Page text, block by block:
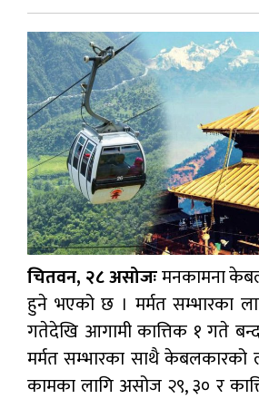
चितवन, २८ असोजःमनकामना
हुने भएको छ । मर्मत सम्भारका
गतेदेखि आगामी कात्तिक १ गते
मर्मत सम्भारका साथै केबलकारको
कामका लागि असोज २९, ३० र